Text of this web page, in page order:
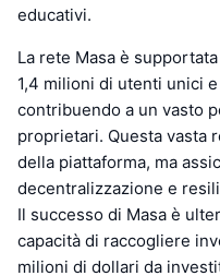
educativi.
La rete Masa è
1,4 milioni di utenti unici
contribuendo a un vasto
proprietari. Questa vasta
della piattaforma, ma
decentralizzazione e
Il successo di Masa è
capacità di raccogliere
milioni di dollari da